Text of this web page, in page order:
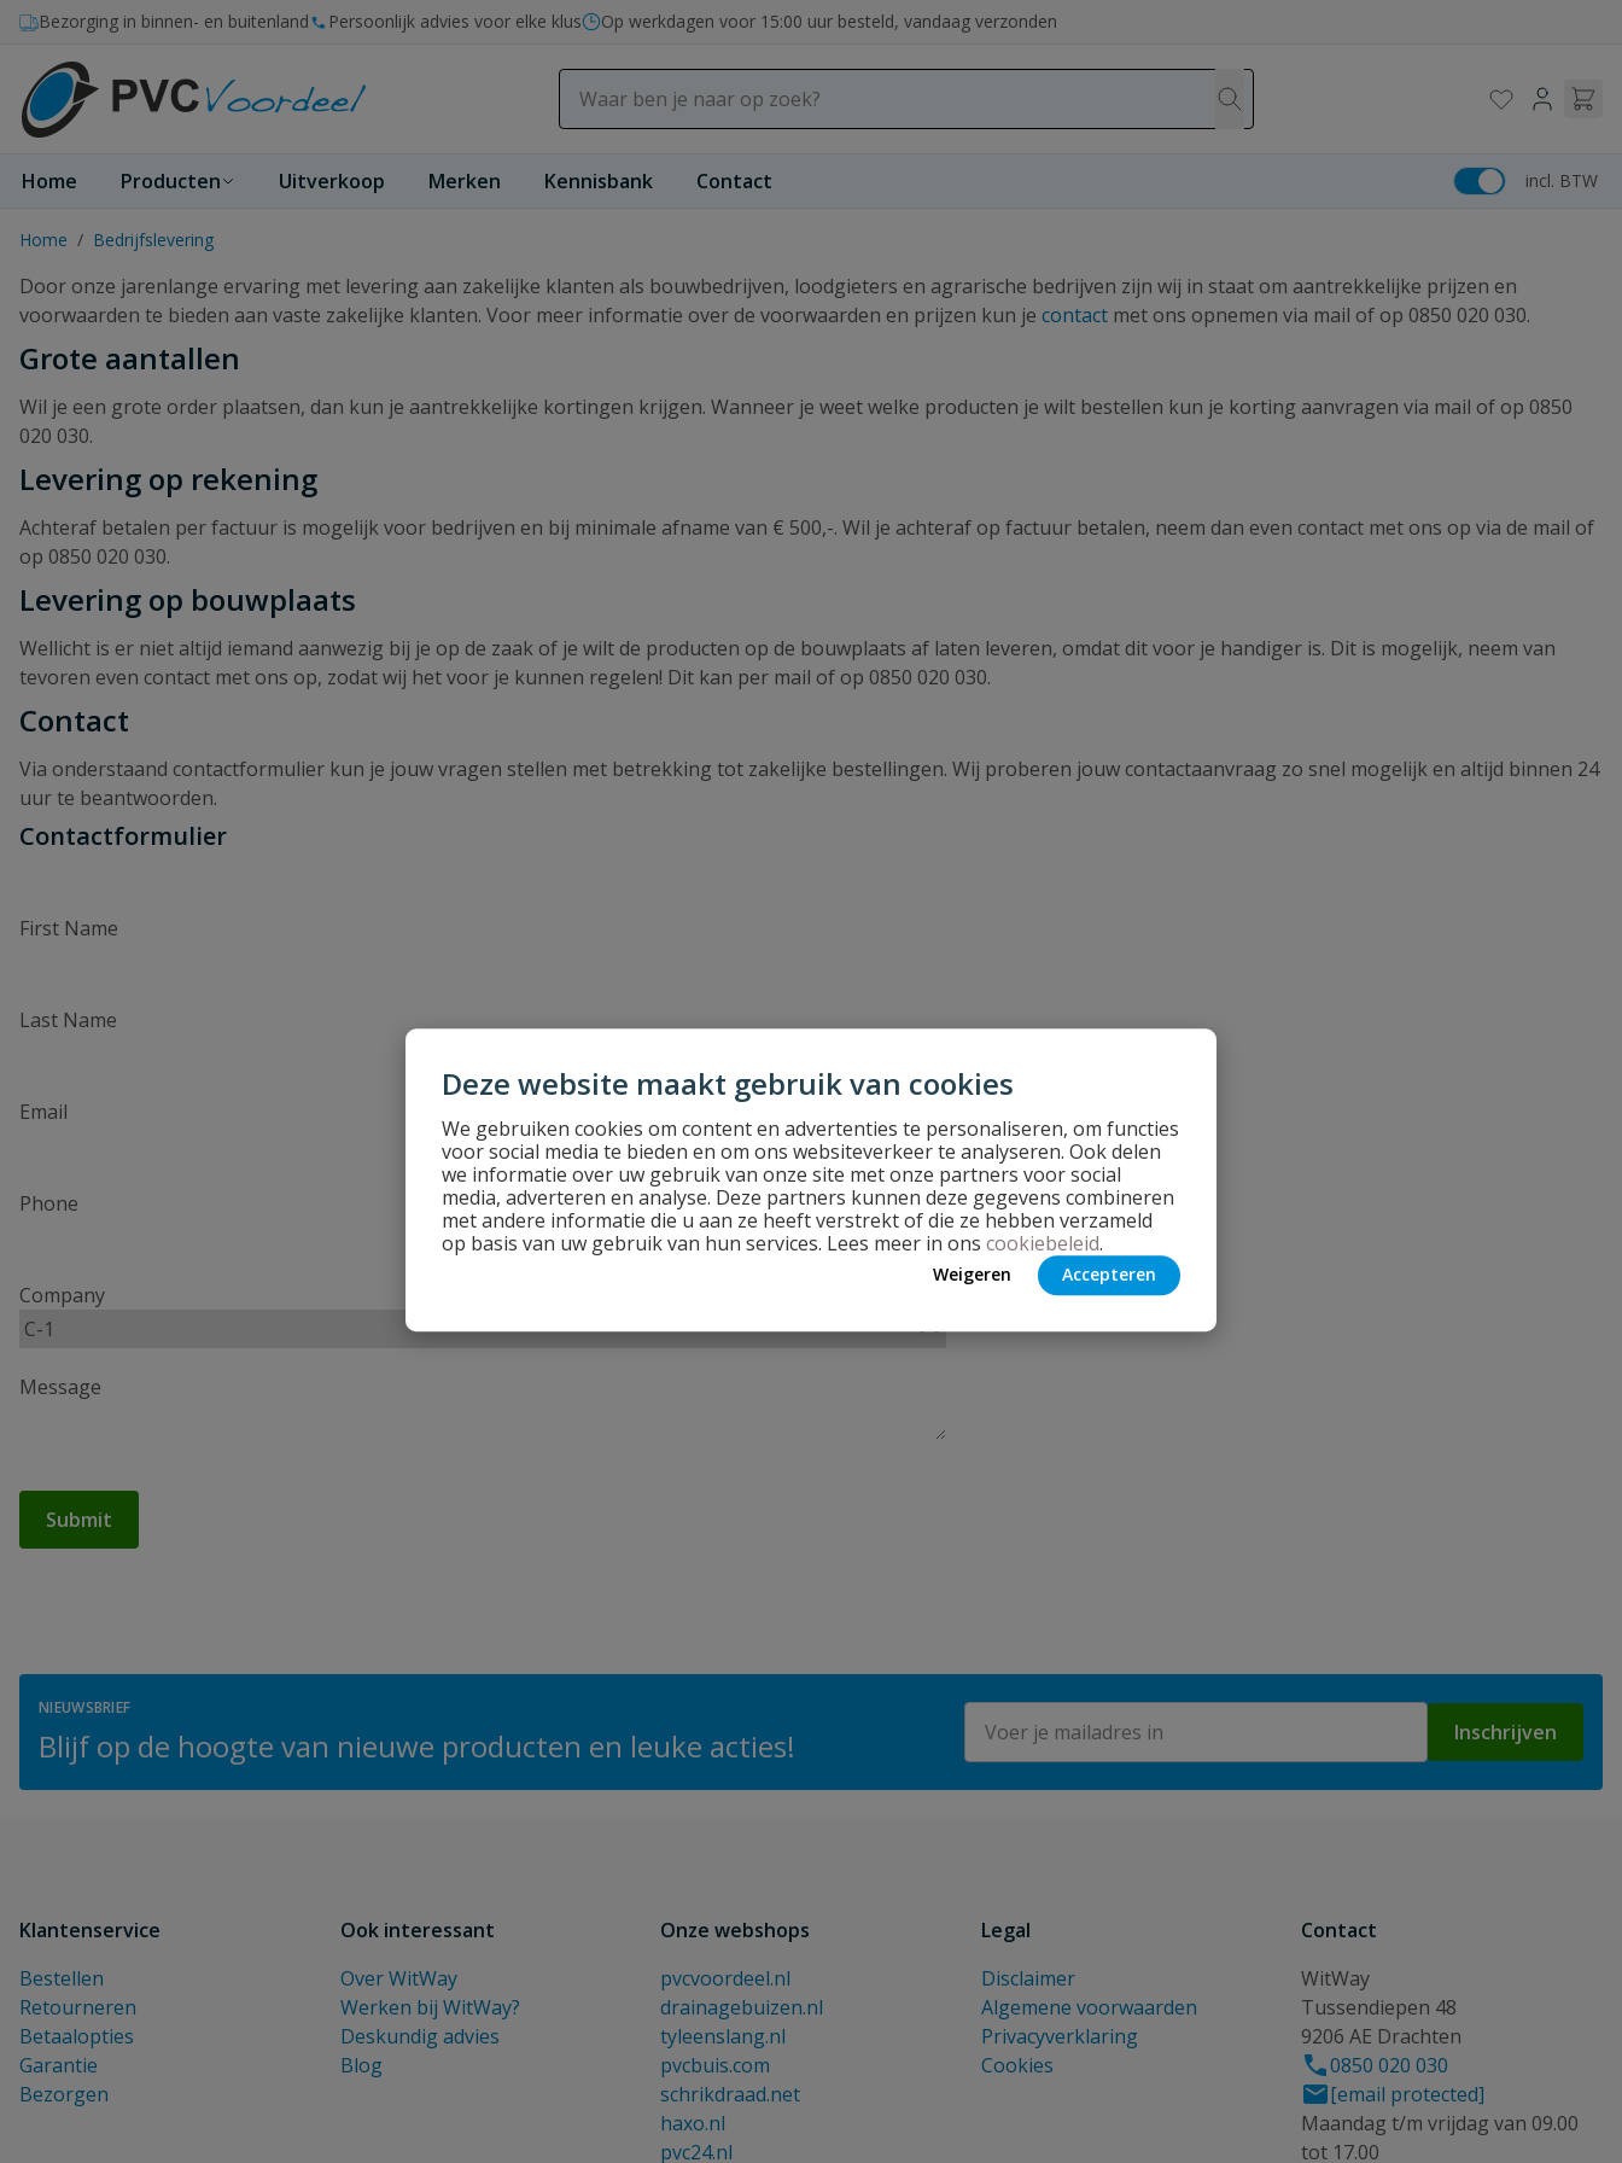
Deze website maakt gebruik van cookies
We gebruiken cookies om content en advertenties te personaliseren, om functies
voor social media te bieden en om ons websiteverkeer te analyseren. Ook delen
we informatie over uw gebruik van onze site met onze partners voor social
media, adverteren en analyse. Deze partners kunnen deze gegevens combineren
met andere informatie die u aan ze heeft verstrekt of die ze hebben verzameld
op basis van uw gebruik van hun services. Lees meer in ons cookiebeleid.
Weigeren Accepteren
Ga naar de inhoud
Bezorging in binnen- en buitenland Persoonlijk advies voor elke klus Op werkdagen voor 15:00 uur besteld, vandaag verzonden
Home Producten Uitverkoop Merken Kennisbank Contact incl. BTW
Home / Bedrijfslevering
Door onze jarenlange ervaring met levering aan zakelijke klanten als bouwbedrijven, loodgieters en agrarische bedrijven zijn wij in staat om aantrekkelijke prijzen en
voorwaarden te bieden aan vaste zakelijke klanten. Voor meer informatie over de voorwaarden en prijzen kun je contact met ons opnemen via mail of op 0850 020 030.
Grote aantallen
Wil je een grote order plaatsen, dan kun je aantrekkelijke kortingen krijgen. Wanneer je weet welke producten je wilt bestellen kun je korting aanvragen via mail of op 0850
020 030.
Levering op rekening
Achteraf betalen per factuur is mogelijk voor bedrijven en bij minimale afname van € 500,-. Wil je achteraf op factuur betalen, neem dan even contact met ons op via de mail of
op 0850 020 030.
Levering op bouwplaats
Wellicht is er niet altijd iemand aanwezig bij je op de zaak of je wilt de producten op de bouwplaats af laten leveren, omdat dit voor je handiger is. Dit is mogelijk, neem van
tevoren even contact met ons op, zodat wij het voor je kunnen regelen! Dit kan per mail of op 0850 020 030.
Contact
Via onderstaand contactformulier kun je jouw vragen stellen met betrekking tot zakelijke bestellingen. Wij proberen jouw contactaanvraag zo snel mogelijk en altijd binnen 24
uur te beantwoorden.
Contactformulier
First Name
Last Name
Email
Phone
Company
Message
Submit
NIEUWSBRIEF
Blijf op de hoogte van nieuwe producten en leuke acties! Inschrijven
Klantenservice
Bestellen
Retourneren
Betaalopties
Garantie
Bezorgen
Ook interessant
Over WitWay
Werken bij WitWay?
Deskundig advies
Blog
Onze webshops
pvcvoordeel.nl
drainagebuizen.nl
tyleenslang.nl
pvcbuis.com
schrikdraad.net
haxo.nl
pvc24.nl
Legal
Disclaimer
Algemene voorwaarden
Privacyverklaring
Cookies
Contact
WitWay
Tussendiepen 48
9206 AE Drachten
0850 020 030
[email protected]
Maandag t/m vrijdag van 09.00
tot 17.00